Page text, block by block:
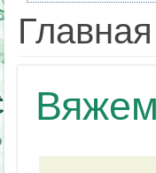
Главная